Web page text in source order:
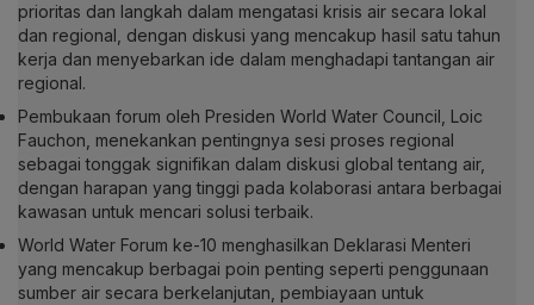
prioritas dan langkah dalam mengatasi krisis air secara lokal
dan regional, dengan diskusi yang mencakup hasil satu tahun
kerja dan menyebarkan ide dalam menghadapi tantangan air
regional.
Pembukaan forum oleh Presiden World Water Council, Loic
Fauchon, menekankan pentingnya sesi proses regional
sebagai tonggak signifikan dalam diskusi global tentang air,
dengan harapan yang tinggi pada kolaborasi antara berbagai
kawasan untuk mencari solusi terbaik.
World Water Forum ke-10 menghasilkan Deklarasi Menteri
yang mencakup berbagai poin penting seperti penggunaan
sumber air secara berkelanjutan, pembiayaan untuk